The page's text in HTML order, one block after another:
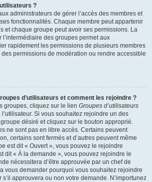
?
administrateurs de gérer l’accès des membres et
fonctionnalités. Chaque membre peut appartenir
et chaque groupe peut avoir ses permissions. La
des groupes permet aux
rapidement les permissions de plusieurs membres
des permissions de modération ou rendre accessible
d’utilisateurs et comment les rejoindre ?
groupes, cliquez sur le lien Groupes d’utilisateurs
Si vous souhaitez rejoindre un des
désiré et cliquez sur le bouton approprié.
ne sont pas en libre accès. Certains peuvent
certains sont fermés et d’autres peuvent même
est dit « Ouvert », vous pouvez le rejoindre
dit « À la demande », vous pouvez rejoindre le
nécessitera d’être approuvée par un chef de
vous demander pourquoi vous souhaitez rejoindre
s’il approuvera ou non votre demande. N’importunez